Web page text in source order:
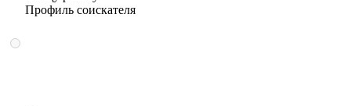
Профиль соискателя